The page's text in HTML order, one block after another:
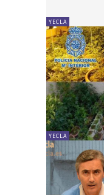
YECLA
YECLA